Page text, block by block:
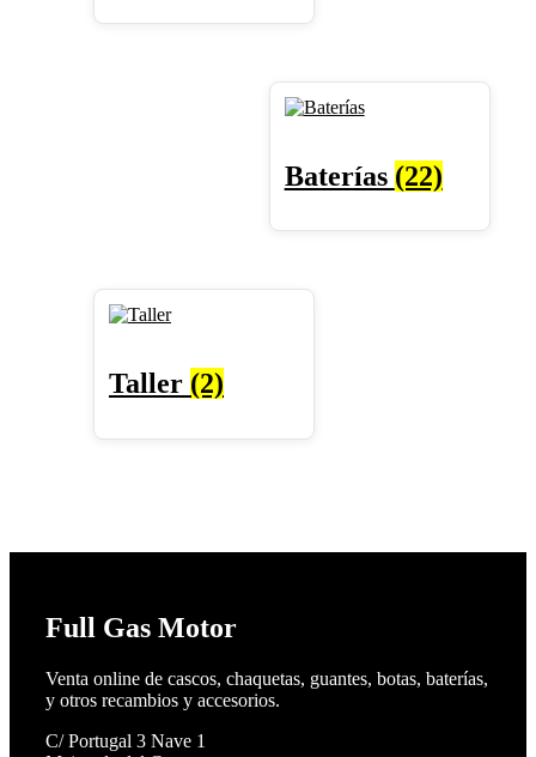
Baterías (22)
Taller (2)
Full Gas Motor
Venta online de cascos, chaquetas, guantes, botas, baterías,
y otros recambios y accesorios.
C/ Portugal 3 Nave 1